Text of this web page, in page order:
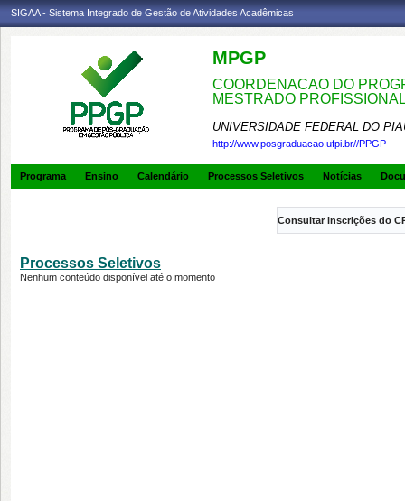
SIGAA - Sistema Integrado de Gestão de Atividades Acadêmicas
MPGP
COORDENACAO DO
MESTRADO
UNIVERSIDADE FEDERAL DO
http://www.posgraduacao.ufpi.br//PPGP
Programa Ensino Calendário Processos Seletivos Notícias
Consultar inscrições do
Processos Seletivos
Nenhum conteúdo disponível até o momento